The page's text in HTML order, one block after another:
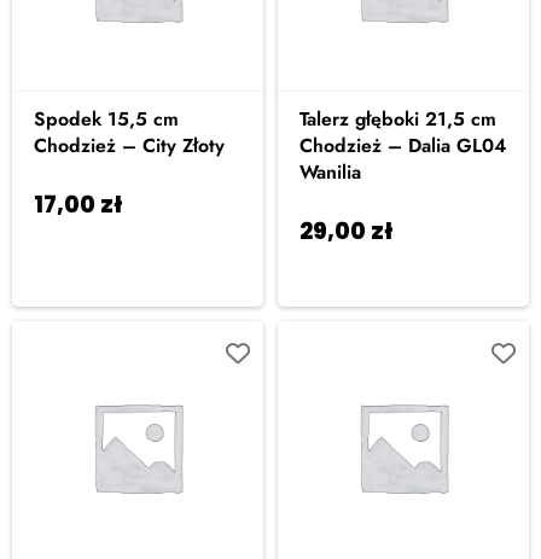
Spodek 15,5 cm
Chodzież – City Złoty
17,00 zł
Talerz głęboki 21,5 cm
Chodzież – Dalia GL04
Wanilia
29,00 zł